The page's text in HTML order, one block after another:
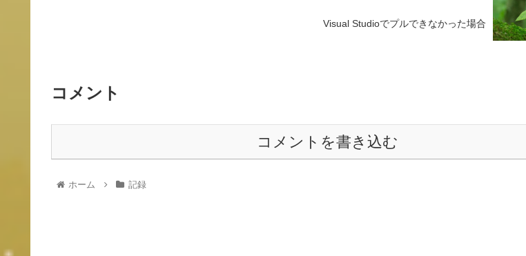
Visual Studioでプルできなかった場合
コメント
コメントを書き込む
ホーム 記録